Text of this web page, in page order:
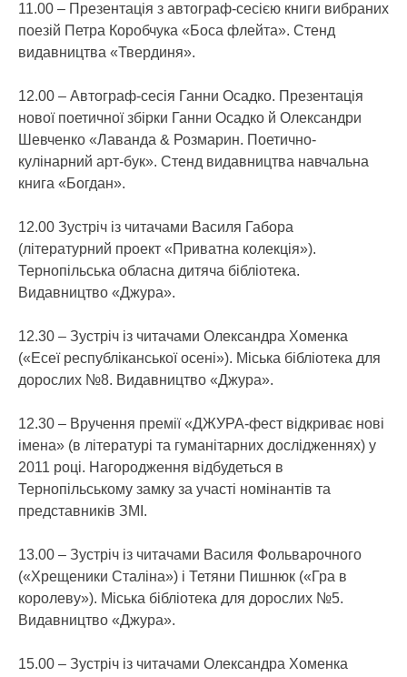
11.00 – Презентація з автограф-сесією книги вибраних
поезій Петра Коробчука «Боса флейта». Стенд
видавництва «Твердиня».
12.00 – Автограф-сесія Ганни Осадко. Презентація
нової поетичної збірки Ганни Осадко й Олександри
Шевченко «Лаванда & Розмарин. Поетично-
кулінарний арт-бук». Стенд видавництва навчальна
книга «Богдан».
12.00 Зустріч із читачами Василя Габора
(літературний проект «Приватна колекція»).
Тернопільська обласна дитяча бібліотека.
Видавництво «Джура».
12.30 – Зустріч із читачами Олександра Хоменка
(«Есеї республіканської осені»). Міська бібліотека для
дорослих №8. Видавництво «Джура».
12.30 – Вручення премії «ДЖУРА-фест відкриває нові
імена» (в літературі та гуманітарних дослідженнях) у
2011 році. Нагородження відбудеться в
Тернопільському замку за участі номінантів та
представників ЗМІ.
13.00 – Зустріч із читачами Василя Фольварочного
(«Хрещеники Сталіна») і Тетяни Пишнюк («Гра в
королеву»). Міська бібліотека для дорослих №5.
Видавництво «Джура».
15.00 – Зустріч із читачами Олександра Хоменка